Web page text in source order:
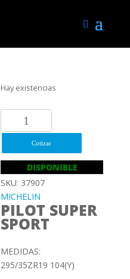
Hay existencias
295/35ZR19
104(Y)
MICHELIN
PILOT
SPORT
EO-
MO
cantidad
Cotizar
DISPONIBLE
SKU: 37907
MICHELIN
PILOT SUPER
SPORT
MEDIDAS:
295/35ZR19 104(Y)